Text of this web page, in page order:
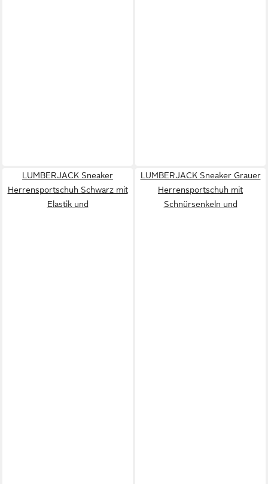
LUMBERJACK Sneaker
Herrensportschuh Schwarz mit
Elastik und
LUMBERJACK Sneaker Grauer
Herrensportschuh mit
Schnürsenkeln und